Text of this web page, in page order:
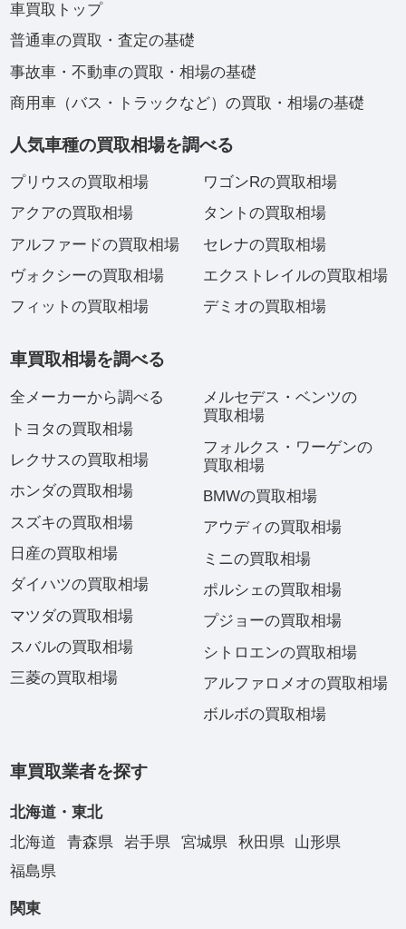
車買取トップ
普通車の買取・査定の基礎
事故車・不動車の買取・相場の基礎
商用車（バス・トラックなど）の買取・相場の基礎
人気車種の買取相場を調べる
プリウスの買取相場
アクアの買取相場
アルファードの買取相場
ヴォクシーの買取相場
フィットの買取相場
ワゴンRの買取相場
タントの買取相場
セレナの買取相場
エクストレイルの買取相場
デミオの買取相場
車買取相場を調べる
全メーカーから調べる
トヨタの買取相場
レクサスの買取相場
ホンダの買取相場
スズキの買取相場
日産の買取相場
ダイハツの買取相場
マツダの買取相場
スバルの買取相場
三菱の買取相場
メルセデス・ベンツの
買取相場
フォルクス・ワーゲンの
買取相場
BMWの買取相場
アウディの買取相場
ミニの買取相場
ポルシェの買取相場
プジョーの買取相場
シトロエンの買取相場
アルファロメオの買取相場
ボルボの買取相場
車買取業者を探す
北海道・東北
北海道
青森県 岩手県 宮城県 秋田県
山形県
福島県
関東